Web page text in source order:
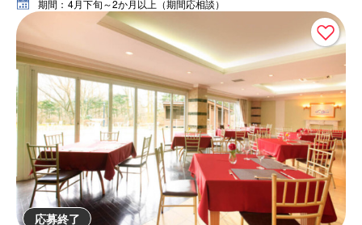
期間： 4月下旬～2か月以上（期間応相談）
応募終了